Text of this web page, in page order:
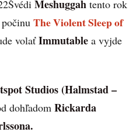
Švédi Meshuggah tento rok
The Violent Sleep of
volaťImmutable a vyjde
Studios (Halmstad –
dohľadom Rickarda